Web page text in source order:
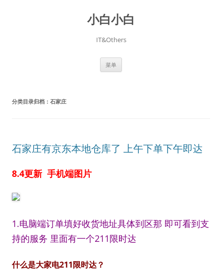
小白小白
IT&Others
菜单
分类目录归档： 石家庄
石家庄有京东本地仓库了 上午下单下午即达
8.4更新 手机端图片
1.电脑端订单填好收货地址具体到区那 即可看到支
持的服务 里面有一个211限时达
什么是大家电211限时达？